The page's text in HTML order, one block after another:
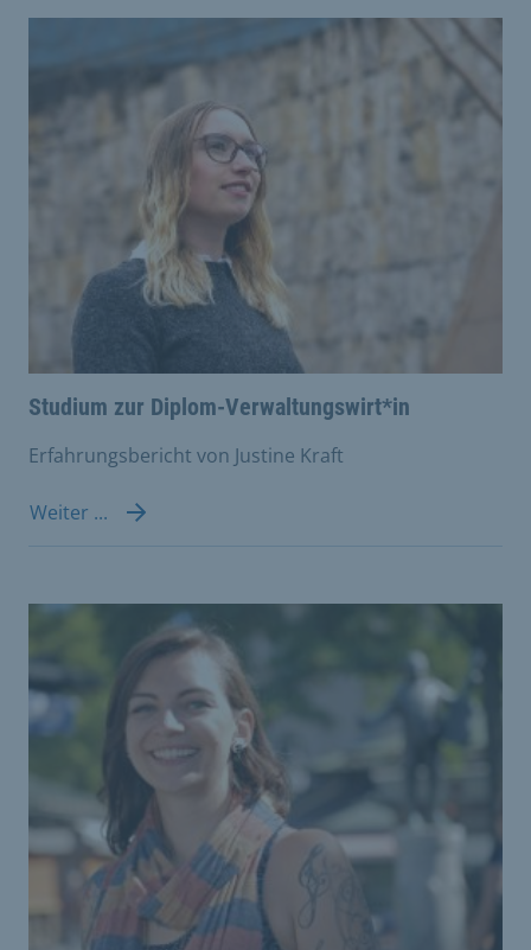
Studium zur Diplom-Verwaltungswirt*in
Erfahrungsbericht von Justine Kraft
Weiter ...